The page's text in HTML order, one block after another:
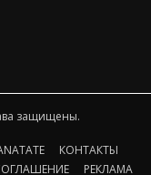
защищены.
КОНТАКТЫ
РЕКЛАМА